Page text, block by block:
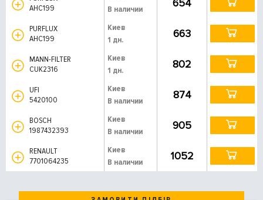
AHC199
В наличии
654
PURFLUX
AHC199
Киев
1 дн.
663
MANN-FILTER
CUK2316
Киев
1 дн.
802
UFI
5420100
Киев
В наличии
874
BOSCH
1987432393
Киев
В наличии
905
RENAULT
7701064235
Киев
В наличии
1052